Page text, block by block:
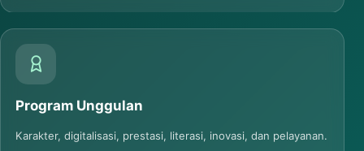
Program Unggulan
Karakter, digitalisasi, prestasi, literasi, inovasi, dan pelayanan.